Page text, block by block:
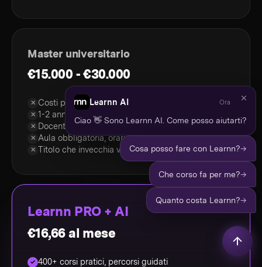
Master universitario
€15.000 - €30.000
✕ Costi proibitivi per la maggior parte
✕ 1-2 anni di studio fuori dal mercato
✕ Docenti accademici senza pratica recente
✕ Aula obbligatoria, orari rigidi
✕ Titolo che invecchia velocemente
Learnn PRO + AI
€16,66 al mese
✓ 400+ corsi pratici, percorsi guidati
Learnn AI Ora
Ciao 👋 Sono Learnn AI. Come posso aiutarti?
Cosa posso fare con Learnn?→
Che corso fa per me?→
Quanto costa Learnn?→